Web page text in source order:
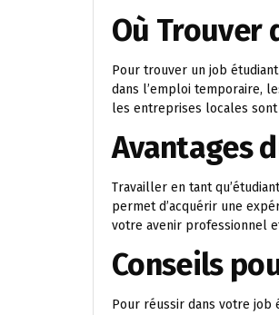
Où Trouver
Pour trouver un job
dans l’emploi temporaire,
les entreprises locales
Avantages
Travailler en tant
permet d’acquérir une
votre avenir professionnel
Conseils
Pour réussir dans votre job